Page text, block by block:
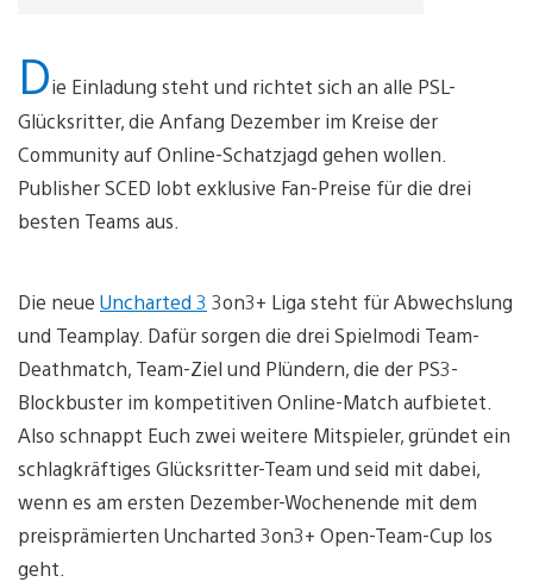
Die Einladung steht und richtet sich an alle PSL-
Glücksritter, die Anfang Dezember im Kreise der
Community auf Online-Schatzjagd gehen wollen.
Publisher SCED lobt exklusive Fan-Preise für die drei
besten Teams aus.
Die neue Uncharted 3 3on3+ Liga steht für Abwechslung
und Teamplay. Dafür sorgen die drei Spielmodi Team-
Deathmatch, Team-Ziel und Plündern, die der PS3-
Blockbuster im kompetitiven Online-Match aufbietet.
Also schnappt Euch zwei weitere Mitspieler, gründet ein
schlagkräftiges Glücksritter-Team und seid mit dabei,
wenn es am ersten Dezember-Wochenende mit dem
preisprämierten Uncharted 3on3+ Open-Team-Cup los
geht.